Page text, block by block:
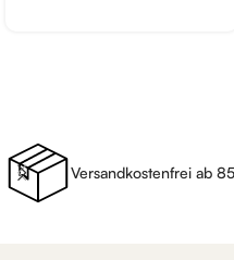
Versandkostenfrei ab